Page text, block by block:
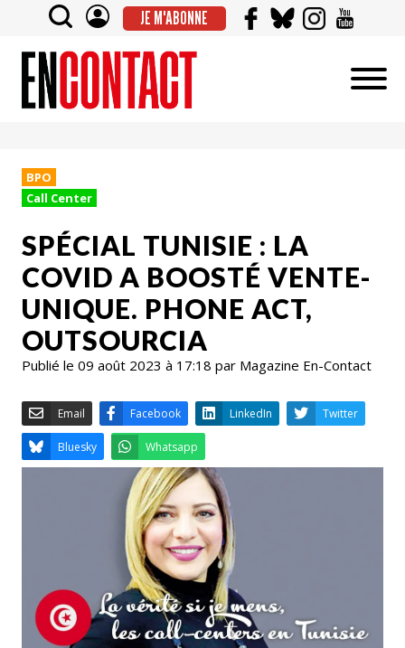
JE M'ABONNE
BPO
Call Center
SPÉCIAL TUNISIE : LA
COVID A BOOSTÉ VENTE-
UNIQUE. PHONE ACT,
OUTSOURCIA
Publié le 09 août 2023 à 17:18 par Magazine En-Contact
Facebook
Whatsapp